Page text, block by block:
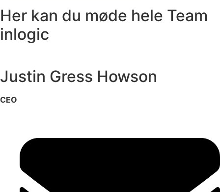
Her kan du møde hele Team
inlogic
Justin Gress Howson
CEO